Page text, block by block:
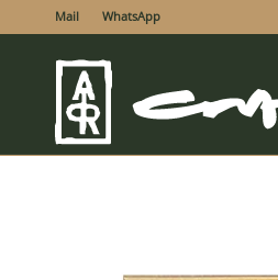
Mail WhatsApp